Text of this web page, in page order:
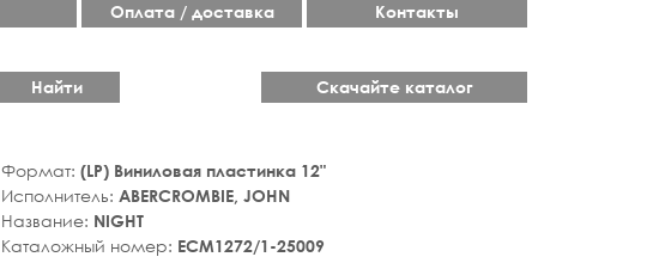
Оплата / доставка Контакты
Найти Скачайте каталог
Формат: (LP) Виниловая пластинка 12"
Исполнитель: ABERCROMBIE, JOHN
Название: NIGHT
Каталожный номер: ECM1272/1-25009